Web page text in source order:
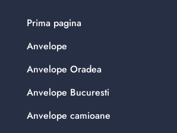
Prima pagina
Anvelope
Anvelope Oradea
Anvelope Bucuresti
Anvelope camioane